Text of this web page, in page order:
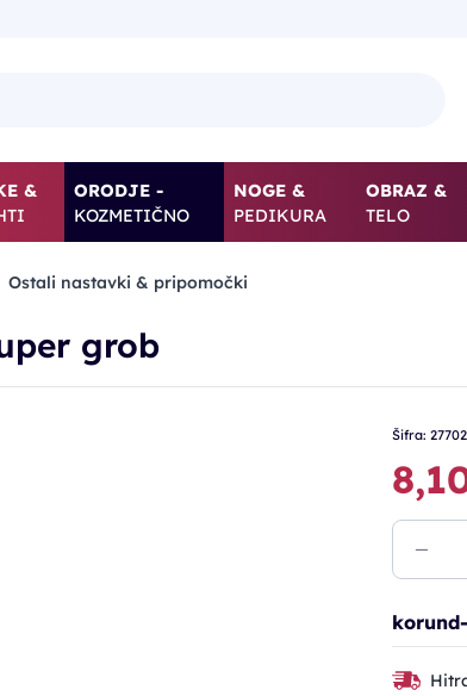
&
ORODJE -
KOZMETIČNO
NOGE &
PEDIKURA
OBRAZ &
TELO
Ostali nastavki & pripomočki
grob
Šifra: